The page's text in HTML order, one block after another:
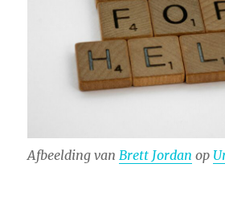
Afbeelding van Brett Jordan op